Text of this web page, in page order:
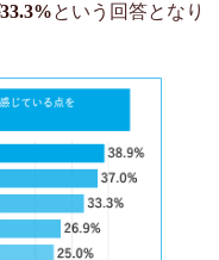
という回答となり